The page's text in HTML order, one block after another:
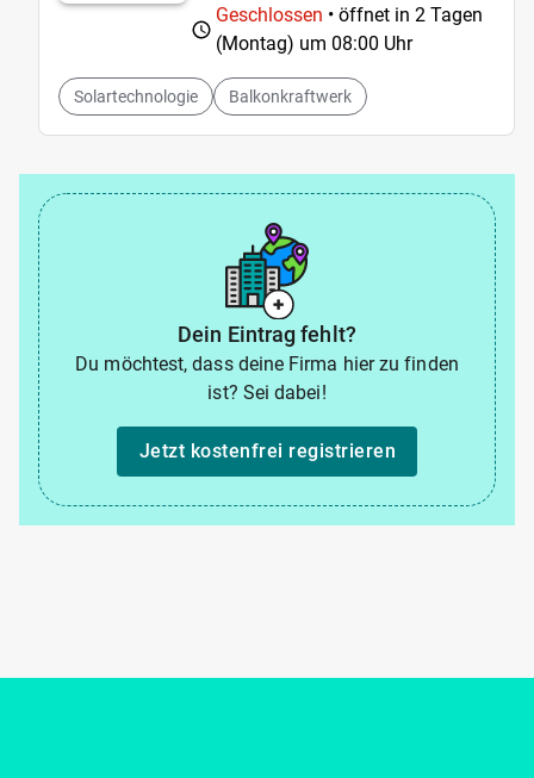
Geschlossen • öffnet in 2 Tagen
(Montag) um 08:00 Uhr
Solartechnologie Balkonkraftwerk
Dein Eintrag fehlt?
Du möchtest, dass deine Firma hier zu finden
ist? Sei dabei!
Jetzt kostenfrei registrieren